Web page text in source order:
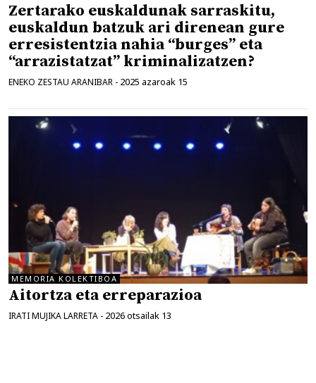
Zertarako euskaldunak sarraskitu,
euskaldun batzuk ari direnean gure
erresistentzia nahia “burges” eta
“arrazistatzat” kriminalizatzen?
ENEKO ZESTAU ARANIBAR - 2025 azaroak 15
MEMORIA KOLEKTIBOA
Aitortza eta erreparazioa
IRATI MUJIKA LARRETA - 2026 otsailak 13